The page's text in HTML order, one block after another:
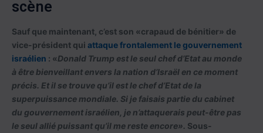
scène
Sauf que maintenant, c’est son «crapaud de bénitier» de
vice-président qui attaque frontalement le gouvernement
israélien : «Donald Trump est le seul chef d’Etat au monde
à être bienveillant envers la nation d’Israël en ce moment
précis. Et il se trouve qu’il est le chef d’Etat de la
superpuissance mondiale. Si je faisais partie du cabinet
du gouvernement israélien, je n’attaquerais peut-être pas
le seul allié puissant qu’il me reste encore». Sous-